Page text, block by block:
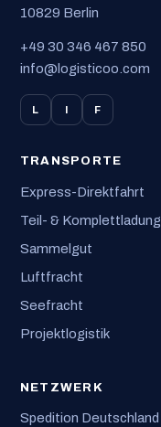
10829 Berlin
+49 30 346 467 850
info@logisticoo.com
L I F
TRANSPORTE
Express-Direktfahrt
Teil- & Komplettladung
Sammelgut
Luftfracht
Seefracht
Projektlogistik
NETZWERK
Spedition Deutschland